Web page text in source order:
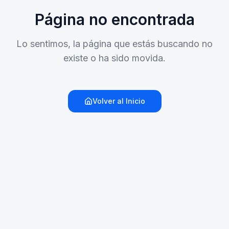
Página no encontrada
Lo sentimos, la página que estás buscando no
existe o ha sido movida.
Volver al Inicio